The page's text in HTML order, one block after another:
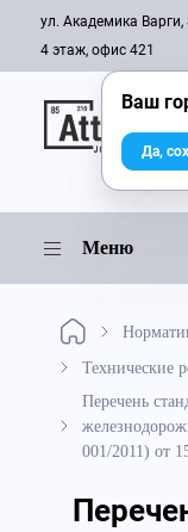
ул. Академика
4 этаж, офис 421
Меню
Технические
Перечень
001/2011) от
Ваш
Да,